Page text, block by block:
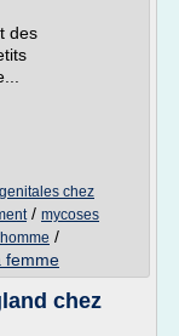
des
chez
/ mycoses
/
femme
chez